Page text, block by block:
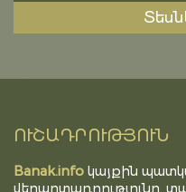
ՈՒՇԱԴՐՈՒԹՅՈՒՆ
Banak.info կայքին
վերարտադրությունը,